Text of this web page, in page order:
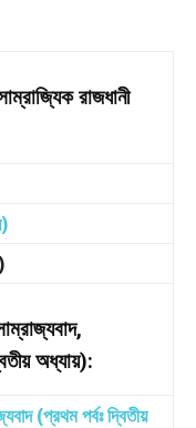
রাজধানী
অধ্যায়):
(প্রথম পর্বঃ দ্বিতীয়